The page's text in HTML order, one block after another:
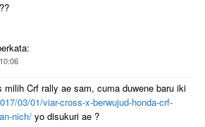
milih Crf rally ae sam, cuma duwene baru iki
03/01/viar-cross-x-berwujud-honda-crf-
nich/ yo disukuri ae ?